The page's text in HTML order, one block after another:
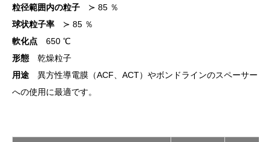
粒径範囲内の粒子 ≻ 85 ％
球状粒子率 ≻ 85 ％
軟化点 650 ℃
形態 乾燥粒子
用途
異方性導電膜（ACF、ACT）やボンドラインのスペーサー
への使用に最適です。